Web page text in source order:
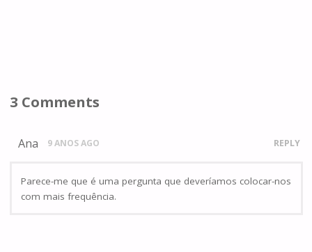
3 Comments
Ana 9 ANOS AGO REPLY
Parece-me que é uma pergunta que deveríamos colocar-nos
com mais frequência.